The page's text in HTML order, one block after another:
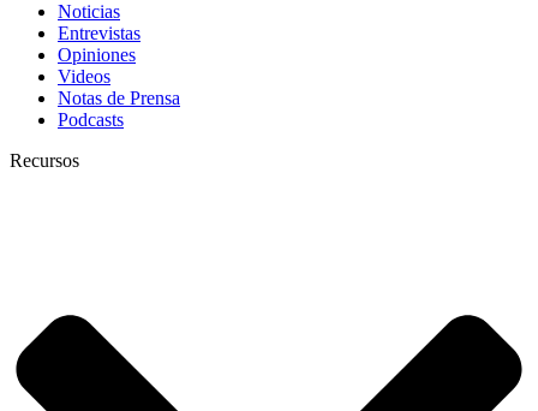
Noticias
Entrevistas
Opiniones
Videos
Notas de Prensa
Podcasts
Recursos